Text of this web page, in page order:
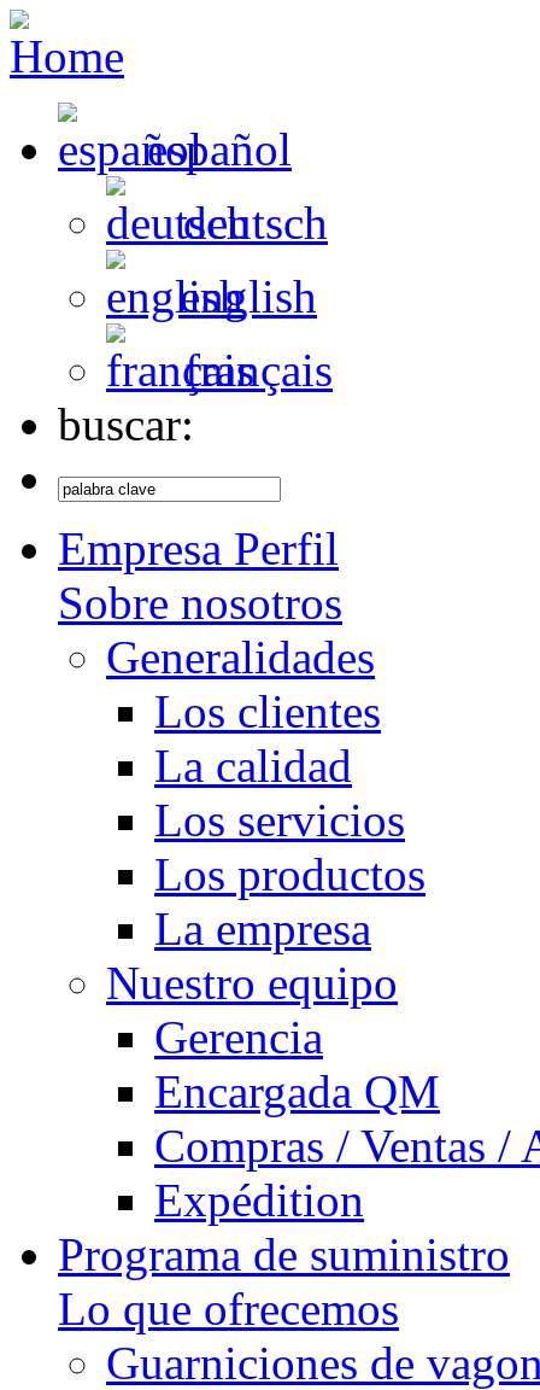
español
deutsch
english
français
buscar:
Empresa Perfil
Sobre nosotros
Generalidades
Los clientes
La calidad
Los servicios
Los productos
La empresa
Nuestro equipo
Gerencia
Encargada QM
Compras / Ventas /
Expédition
Programa de suministro
Lo que ofrecemos
Guarniciones de